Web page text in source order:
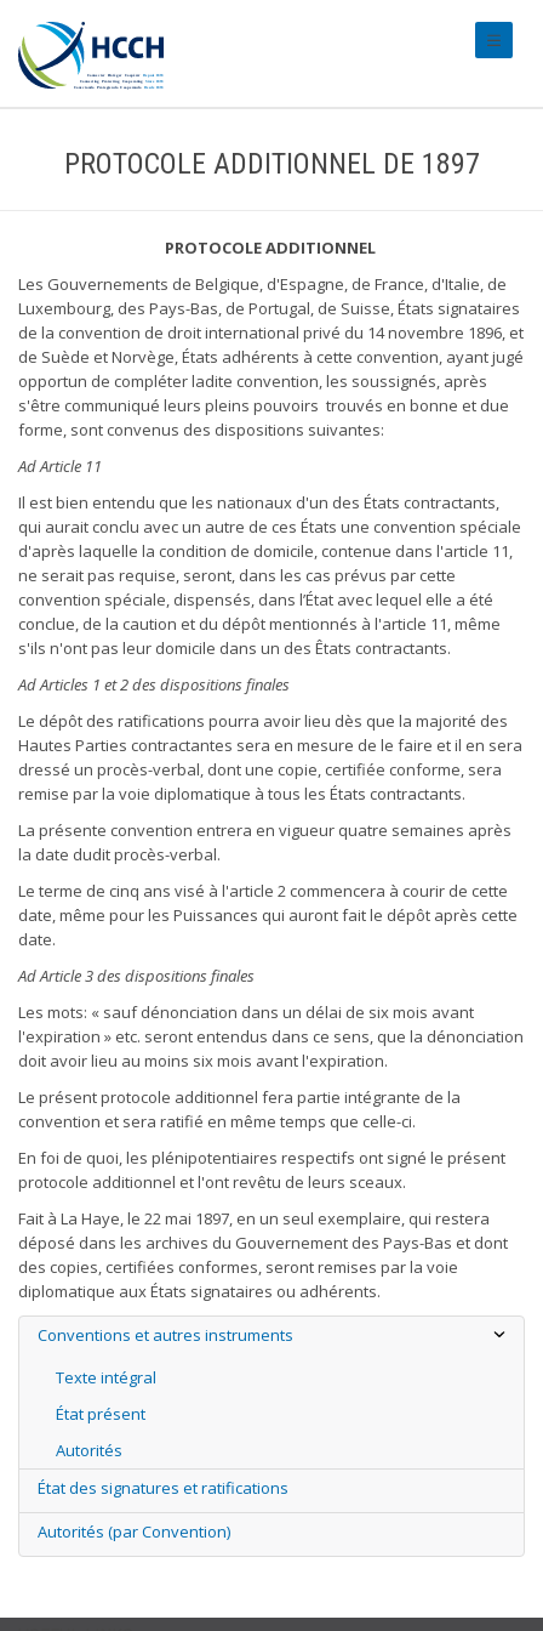
PROTOCOLE ADDITIONNEL DE 1897
PROTOCOLE ADDITIONNEL
Les Gouvernements de Belgique, d'Espagne, de France, d'Italie, de
Luxembourg, des Pays-Bas, de Portugal, de Suisse, États signataires
de la convention de droit international privé du 14 novembre 1896, et
de Suède et Norvège, États adhérents à cette convention, ayant jugé
opportun de compléter ladite convention, les soussignés, après
s'être communiqué leurs pleins pouvoirs trouvés en bonne et due
forme, sont convenus des dispositions suivantes:
Ad Article 11
Il est bien entendu que les nationaux d'un des États contractants,
qui aurait conclu avec un autre de ces États une convention spéciale
d'après laquelle la condition de domicile, contenue dans l'article 11,
ne serait pas requise, seront, dans les cas prévus par cette
convention spéciale, dispensés, dans l’État avec lequel elle a été
conclue, de la caution et du dépôt mentionnés à l'article 11, même
s'ils n'ont pas leur domicile dans un des Êtats contractants.
Ad Articles 1 et 2 des dispositions finales
Le dépôt des ratifications pourra avoir lieu dès que la majorité des
Hautes Parties contractantes sera en mesure de le faire et il en sera
dressé un procès-verbal, dont une copie, certifiée conforme, sera
remise par la voie diplomatique à tous les États contractants.
La présente convention entrera en vigueur quatre semaines après
la date dudit procès-verbal.
Le terme de cinq ans visé à l'article 2 commencera à courir de cette
date, même pour les Puissances qui auront fait le dépôt après cette
date.
Ad Article 3 des dispositions finales
Les mots: « sauf dénonciation dans un délai de six mois avant
l'expiration » etc. seront entendus dans ce sens, que la dénonciation
doit avoir lieu au moins six mois avant l'expiration.
Le présent protocole additionnel fera partie intégrante de la
convention et sera ratifié en même temps que celle-ci.
En foi de quoi, les plénipotentiaires respectifs ont signé le présent
protocole additionnel et l'ont revêtu de leurs sceaux.
Fait à La Haye, le 22 mai 1897, en un seul exemplaire, qui restera
déposé dans les archives du Gouvernement des Pays-Bas et dont
des copies, certifiées conformes, seront remises par la voie
diplomatique aux États signataires ou adhérents.
Conventions et autres instruments
Texte intégral
État présent
Autorités
État des signatures et ratifications
Autorités (par Convention)